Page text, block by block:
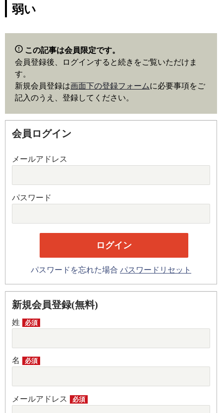
弱い
この記事は会員限定です。
会員登録後、ログインすると続きをご覧いただけま
す。
新規会員登録は画面下の登録フォームに必要事項をご
記入のうえ、登録してください。
会員ログイン
メールアドレス
パスワード
パスワードを忘れた場合 パスワードリセット
新規会員登録(無料)
姓 必須
名 必須
メールアドレス 必須